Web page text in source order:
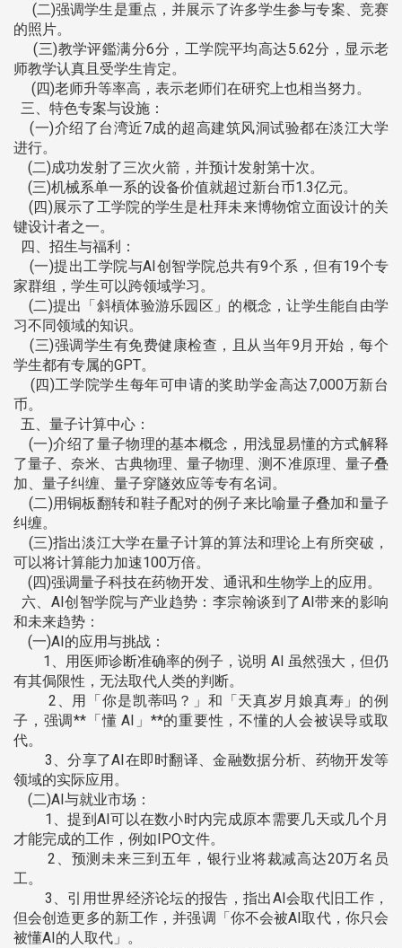
(二)强调学生是重点，并展示了许多学生参与专案、竞赛
的照片。
(三)教学评鑑满分6分，工学院平均高达5.62分，显示老
师教学认真且受学生肯定。
(四)老师升等率高，表示老师们在研究上也相当努力。
三、特色专案与设施：
(一)介绍了台湾近7成的超高建筑风洞试验都在淡江大学
进行。
(二)成功发射了三次火箭，并预计发射第十次。
(三)机械系单一系的设备价值就超过新台币1.3亿元。
(四)展示了工学院的学生是杜拜未来博物馆立面设计的关
键设计者之一。
四、招生与福利：
(一)提出工学院与AI创智学院总共有9个系，但有19个专
家群组，学生可以跨领域学习。
(二)提出「斜槓体验游乐园区」的概念，让学生能自由学
习不同领域的知识。
(三)强调学生有免费健康检查，且从当年9月开始，每个
学生都有专属的GPT。
(四)工学院学生每年可申请的奖助学金高达7,000万新台
币。
五、量子计算中心：
(一)介绍了量子物理的基本概念，用浅显易懂的方式解释
了量子、奈米、古典物理、量子物理、测不准原理、量子叠
加、量子纠缠、量子穿隧效应等专有名词。
(二)用铜板翻转和鞋子配对的例子来比喻量子叠加和量子
纠缠。
(三)指出淡江大学在量子计算的算法和理论上有所突破，
可以将计算能力加速100万倍。
(四)强调量子科技在药物开发、通讯和生物学上的应用。
六、AI创智学院与产业趋势：李宗翰谈到了AI带来的影响
和未来趋势：
(一)AI的应用与挑战：
1、用医师诊断准确率的例子，说明 AI 虽然强大，但仍
有其侷限性，无法取代人类的判断。
2、用「你是凯蒂吗？」和「天真岁月娘真寿」的例
子，强调**「懂 AI」**的重要性，不懂的人会被误导或取
代。
3、分享了AI在即时翻译、金融数据分析、药物开发等
领域的实际应用。
(二)AI与就业市场：
1、提到AI可以在数小时内完成原本需要几天或几个月
才能完成的工作，例如IPO文件。
2、预测未来三到五年，银行业将裁减高达20万名员
工。
3、引用世界经济论坛的报告，指出AI会取代旧工作，
但会创造更多的新工作，并强调「你不会被AI取代，你只会
被懂AI的人取代」。